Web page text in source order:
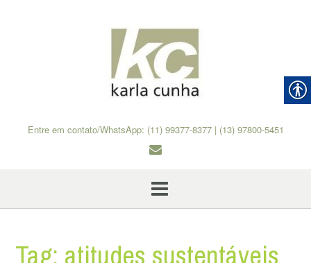
Entre em contato/WhatsApp: (11) 99377-8377 | (13) 97800-5451
Tag: atitudes sustentáveis